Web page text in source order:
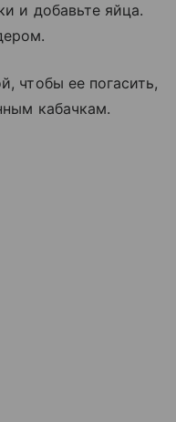
и добавьте яйца.
чтобы ее погасить,
кабачкам.